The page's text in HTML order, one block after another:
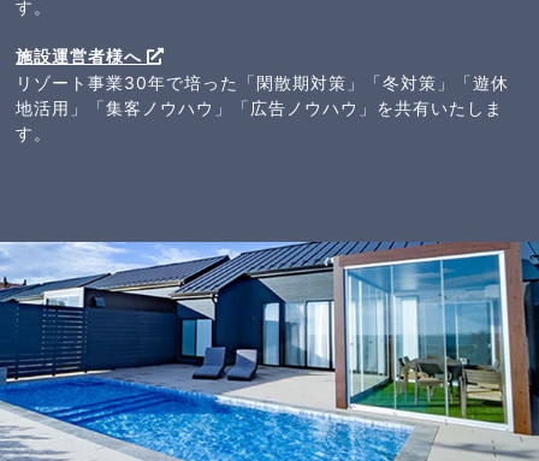
す。
施設運営者様へ
リゾート事業30年で培った「閑散期対策」「冬対策」「遊休
地活用」「集客ノウハウ」「広告ノウハウ」を共有いたしま
す。